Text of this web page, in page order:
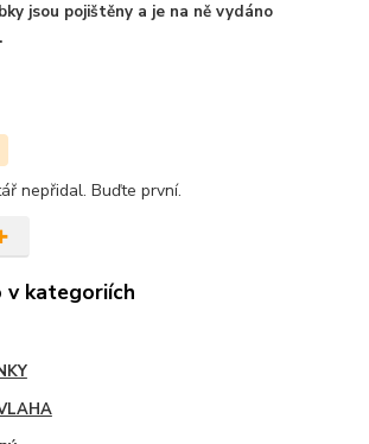
jsou pojištěny a je na ně vydáno
nepřidal. Buďte první.
v kategoriích